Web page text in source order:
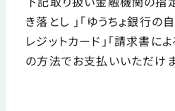
き落とし 」「ゆうちょ銀行の
レジットカード」「請求書に
の方法でお支払いいただけま